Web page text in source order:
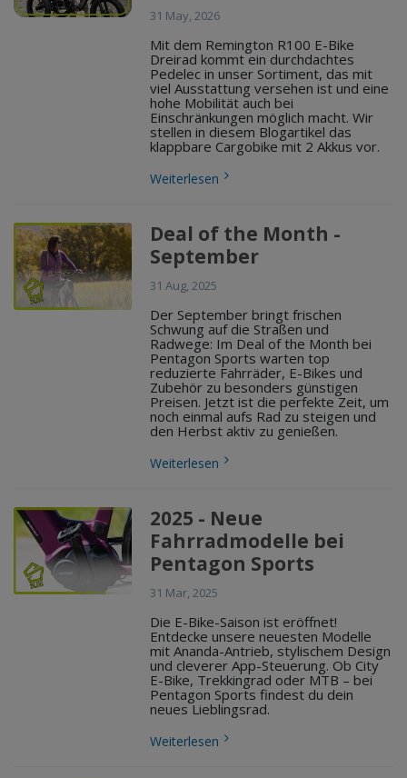
31 May, 2026
Mit dem Remington R100 E-Bike
Dreirad kommt ein durchdachtes
Pedelec in unser Sortiment, das mit
viel Ausstattung versehen ist und eine
hohe Mobilität auch bei
Einschränkungen möglich macht. Wir
stellen in diesem Blogartikel das
klappbare Cargobike mit 2 Akkus vor.
Weiterlesen
Deal of the Month -
September
31 Aug, 2025
Der September bringt frischen
Schwung auf die Straßen und
Radwege: Im Deal of the Month bei
Pentagon Sports warten top
reduzierte Fahrräder, E-Bikes und
Zubehör zu besonders günstigen
Preisen. Jetzt ist die perfekte Zeit, um
noch einmal aufs Rad zu steigen und
den Herbst aktiv zu genießen.
Weiterlesen
2025 - Neue
Fahrradmodelle bei
Pentagon Sports
31 Mar, 2025
Die E-Bike-Saison ist eröffnet!
Entdecke unsere neuesten Modelle
mit Ananda-Antrieb, stylischem Design
und cleverer App-Steuerung. Ob City
E-Bike, Trekkingrad oder MTB – bei
Pentagon Sports findest du dein
neues Lieblingsrad.
Weiterlesen